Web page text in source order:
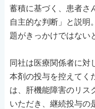
蓄積に基づく、患者さ
自主的な判断」と説明
題がきっかけではない
同社は医療関係者に
本剤の投与を控えて
は、肝機能障害のリス
いただき、継続投与